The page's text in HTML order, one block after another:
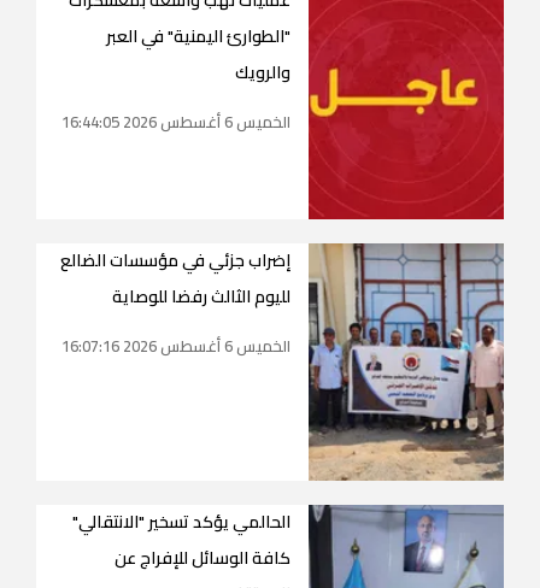
"الطوارئ اليمنية" في العبر
والرويك
الخميس 6 أغسطس 2026 16:44:05
إضراب جزئي في مؤسسات الضالع
لليوم الثالث رفضا للوصاية
الخميس 6 أغسطس 2026 16:07:16
الحالمي يؤكد تسخير "الانتقالي"
كافة الوسائل للإفراج عن